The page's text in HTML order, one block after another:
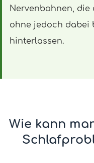
Nervenbahnen, die
ohne jedoch dabei
hinterlassen.
Wie kann